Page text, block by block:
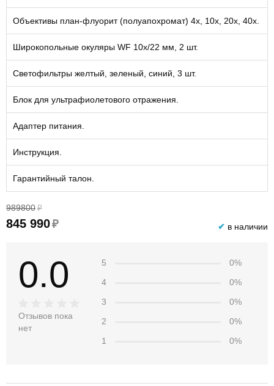
Объективы план-флуорит (полуапохромат) 4х, 10х, 20x, 40х.
Широкопольные окуляры WF 10х/22 мм, 2 шт.
Светофильтры желтый, зеленый, синий, 3 шт.
Блок для ультрафиолетового отражения.
Адаптер питания.
Инструкция.
Гарантийный талон.
989800 ₽
845 990₽ ✔ в наличии
0.0
Отзывов пока
нет
5
0%
4
0%
3
0%
2
0%
1
0%